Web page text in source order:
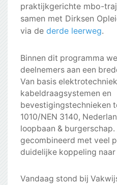
praktijkgerichte mbo-
samen met Dirksen
via de derde leerweg.
Binnen dit programma
deelnemers aan een
Van basis
kabeldraagsystemen en
bevestigingstechnieken
1010/NEN 3140,
loopbaan & burgerschap.
gecombineerd met veel
duidelijke koppeling
Vandaag stond bij